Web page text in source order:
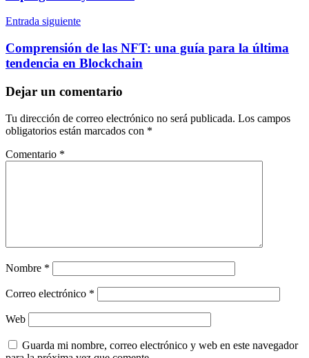
Entrada siguiente
Comprensión de las NFT: una guía para la última
tendencia en Blockchain
Dejar un comentario
Tu dirección de correo electrónico no será publicada. Los campos
obligatorios están marcados con *
Comentario *
Nombre *
Correo electrónico *
Web
Guarda mi nombre, correo electrónico y web en este navegador